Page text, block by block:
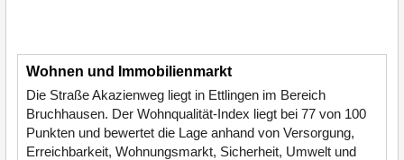
Wohnen und Immobilienmarkt
Die Straße Akazienweg liegt in Ettlingen im Bereich
Bruchhausen. Der Wohnqualität-Index liegt bei 77 von 100
Punkten und bewertet die Lage anhand von Versorgung,
Erreichbarkeit, Wohnungsmarkt, Sicherheit, Umwelt und